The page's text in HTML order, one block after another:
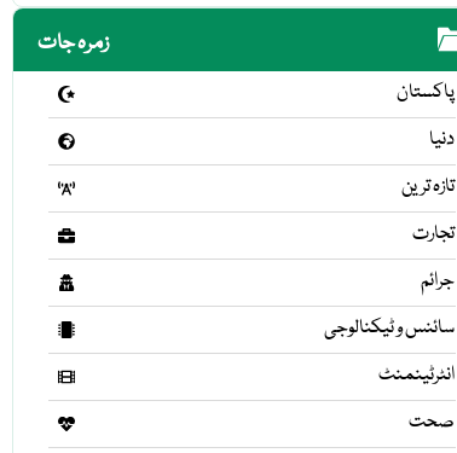
زمرہ جات
پاکستان
دنیا
تازہ ترین
تجارت
جرائم
سائنس و ٹیکنالوجی
انٹرٹینمنٹ
صحت